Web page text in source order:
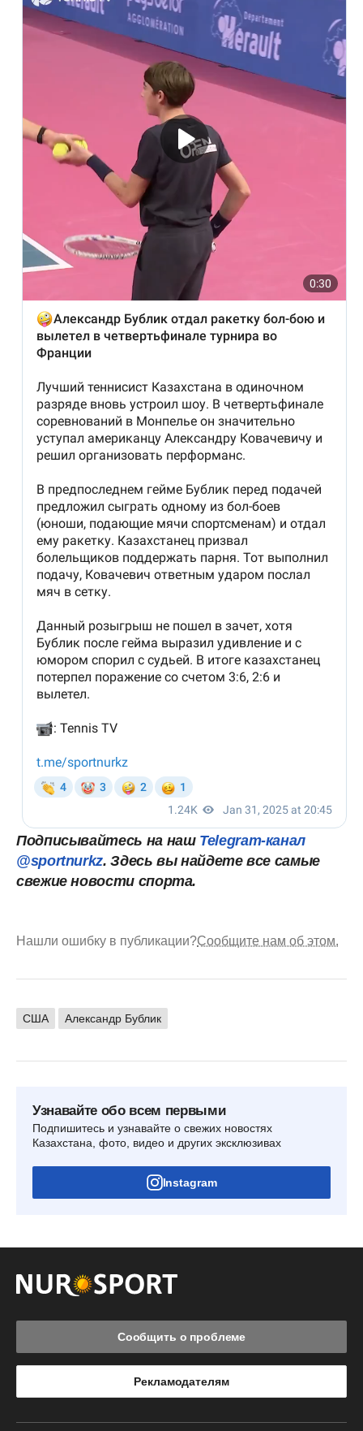
Подписывайтесь на наш Telegram-канал
@sportnurkz. Здесь вы найдете все самые
свежие новости спорта.
Нашли ошибку в публикации?Сообщите нам об этом.
США Александр Бублик
Узнавайте обо всем первыми
Подпишитесь и узнавайте о свежих новостях
Казахстана, фото, видео и других эксклюзивах
Instagram
Сообщить о проблеме
Рекламодателям